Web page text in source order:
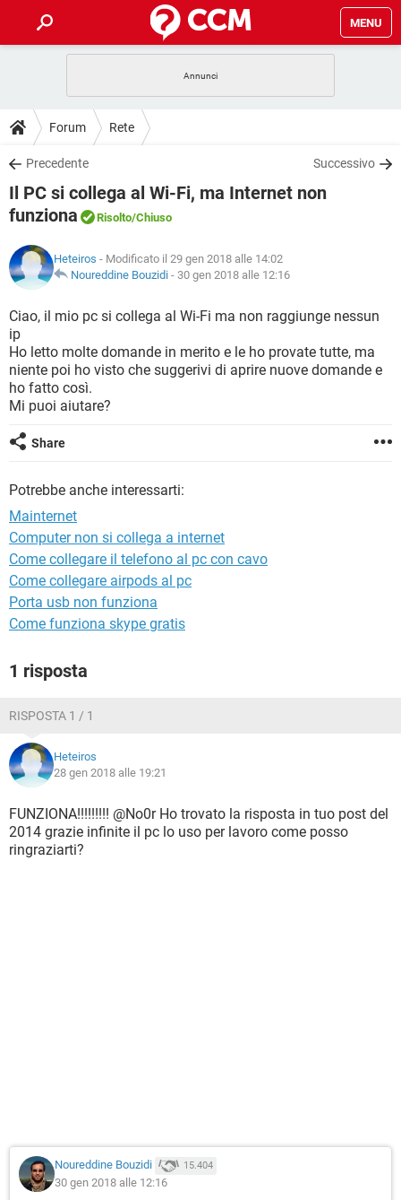
MENU
INTRATTENIMENTO
iOS
INSTAGRAM WHATSAPP
TIKTOK
HARDWARE
GUIDE
COVID-19
iOS
TIKTOK FACEBOOK
DOWNLOAD
COVID-19 GAMING
INTRATTENIMENTO
iOS WINDOWS 10
INSTAGRAM
TIKTOK FACEBOOK
HARDWARE
FORUM
INTRATTENIMENTO ANDROID
INSTAGRAM
TIKTOK FACEBOOK
HARDWARE
GLOSSARIO
COVID-19
INTRATTENIMENTO ANDROID
iOS WINDOWS 10
INSTAGRAM WHATSAPP
TIKTOK
HARDWARE
Forum Rete
Precedente Successivo
Il PC si collega al Wi-Fi, ma Internet non
funziona
Risolto/Chiuso
Heteiros - Modificato il 29 gen 2018 alle 14:02
Noureddine Bouzidi - 30 gen 2018 alle 12:16
Ciao, il mio pc si collega al Wi-Fi ma non raggiunge nessun
ip
Ho letto molte domande in merito e le ho provate tutte, ma
niente poi ho visto che suggerivi di aprire nuove domande e
ho fatto così.
Mi puoi aiutare?
Share
Potrebbe anche interessarti:
Mainternet
Computer non si collega a internet
Come collegare il telefono al pc con cavo
Come collegare airpods al pc
Porta usb non funziona
Come funziona skype gratis
1 risposta
RISPOSTA 1 / 1
Heteiros
28 gen 2018 alle 19:21
FUNZIONA!!!!!!!!! @No0r Ho trovato la risposta in tuo post del
2014 grazie infinite il pc lo uso per lavoro come posso
ringraziarti?
Noureddine Bouzidi 15.404
30 gen 2018 alle 12:16